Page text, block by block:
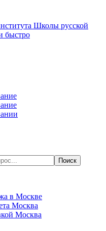
Школы русской
быстро
в Москве
Москва
Москва